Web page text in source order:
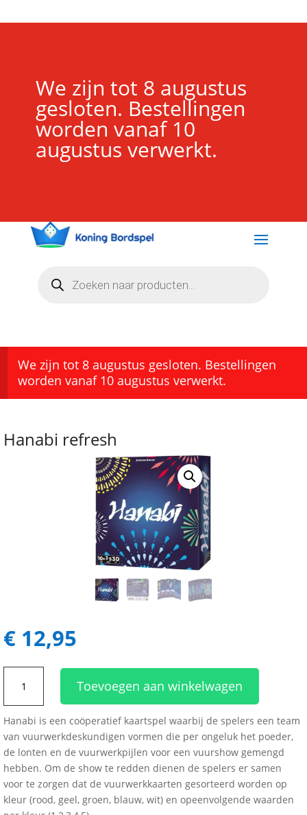
We zijn tot 8 augustus
gesloten. Bestellingen
worden vanaf 10
augustus verwerkt.
zoeken
We zijn tot 8 augustus gesloten. Bestellingen
worden vanaf 10 augustus verwerkt.
Hanabi refresh
€ 12,95
refresh
aantal
Toevoegen aan winkelwagen
Hanabi is een coöperatief kaartspel waarbij de spelers een team
van vuurwerkdeskundigen vormen die per ongeluk het poeder,
de lonten en de vuurwerkpijlen voor een vuurshow gemengd
hebben. Om de show te redden dienen de spelers er samen
voor te zorgen dat de vuurwerkkaarten gesorteerd worden op
kleur (rood, geel, groen, blauw, wit) en opeenvolgende waarden